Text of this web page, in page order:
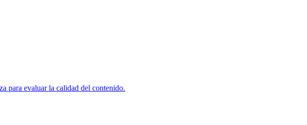
para evaluar la calidad del contenido.